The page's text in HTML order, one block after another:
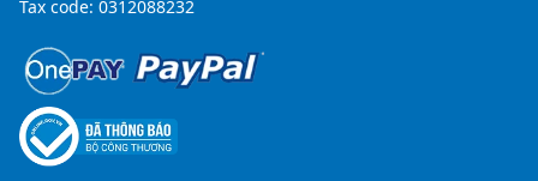
Tax code: 0312088232